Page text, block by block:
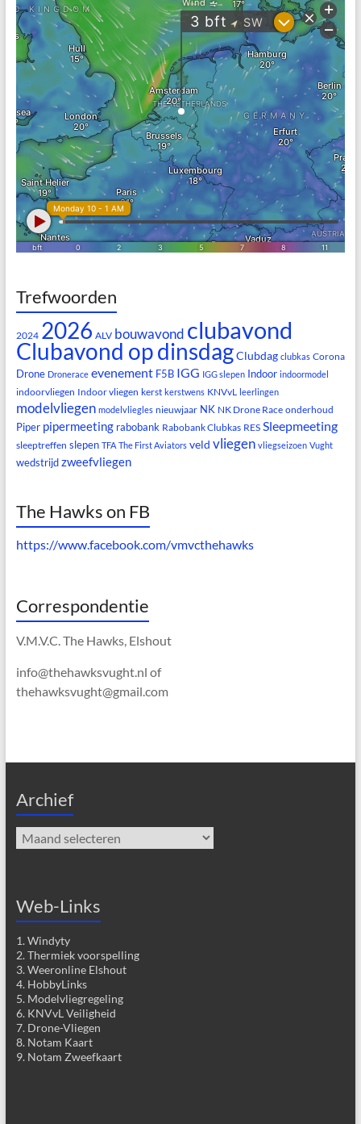
Trefwoorden
2024 2026 ALV bouwavond clubavond
Clubavond op dinsdagClubdag clubkas Corona
Drone Dronerace evenement F5B IGG IGG slepen Indoor indoormodel
indoorvliegen Indoor vliegen kerst kerstwens KNVvL leerlingen
modelvliegen modelvliegles nieuwjaar NK NK Drone Race onderhoud
Piper pipermeeting rabobank Rabobank Clubkas RES Sleepmeeting
sleeptreffen slepen TFA The First Aviators veld vliegen vliegseizoen Vught
wedstrijd zweefvliegen
The Hawks on FB
https://www.facebook.com/vmvcthehawks
Correspondentie
V.M.V.C. The Hawks, Elshout
info@thehawksvught.nl of
thehawksvught@gmail.com
Archief
Archief
Web-Links
1. Windyty
2. Thermiek voorspelling
3. Weeronline Elshout
4. HobbyLinks
5. Modelvliegregeling
6. KNVvL Veiligheid
7. Drone-Vliegen
8. Notam Kaart
9. Notam Zweefkaart